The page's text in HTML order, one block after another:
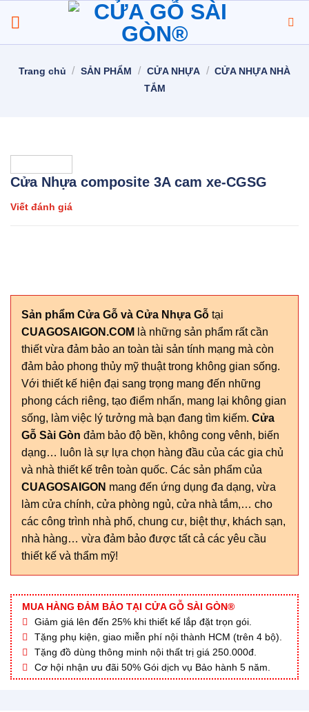
đến
nội
Trang chủ / SẢN PHẨM / CỬA NHỰA / CỬA NHỰA NHÀ
TẮM
Cửa Nhựa composite 3A cam xe-CGSG
Viết đánh giá
Sản phẩm Cửa Gỗ và Cửa Nhựa Gỗ tại
CUAGOSAIGON.COM là những sản phẩm rất cần
thiết vừa đảm bảo an toàn tài sản tính mạng mà còn
đảm bảo phong thủy mỹ thuật trong không gian sống.
Với thiết kế hiện đại sang trọng mang đến những
phong cách riêng, tạo điểm nhấn, mang lại không gian
sống, làm việc lý tưởng mà bạn đang tìm kiếm. Cửa
Gỗ Sài Gòn đảm bảo độ bền, không cong vênh, biến
dạng… luôn là sự lựa chọn hàng đầu của các gia chủ
và nhà thiết kế trên toàn quốc. Các sản phẩm của
CUAGOSAIGON mang đến ứng dụng đa dạng, vừa
làm cửa chính, cửa phòng ngủ, cửa nhà tắm,… cho
các công trình nhà phố, chung cư, biệt thự, khách sạn,
nhà hàng… vừa đảm bảo được tất cả các yêu cầu
thiết kế và thẩm mỹ!
MUA HÀNG ĐẢM BẢO TẠI CỬA GỖ SÀI GÒN®
Giảm giá lên đến 25% khi thiết kế lắp đặt trọn gói.
Tặng phụ kiện, giao miễn phí nội thành HCM (trên 4 bộ).
Tặng đồ dùng thông minh nội thất trị giá 250.000đ.
Cơ hội nhận ưu đãi 50% Gói dịch vụ Bảo hành 5 năm.